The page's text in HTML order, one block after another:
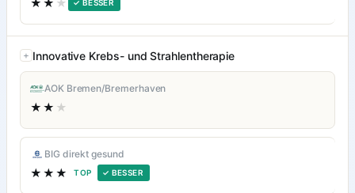
★★ ★ ✓ BESSER
Innovative Krebs- und Strahlentherapie
AOK Bremen/Bremerhaven
★★ ★
BIG direkt gesund
★★★ TOP ✓ BESSER